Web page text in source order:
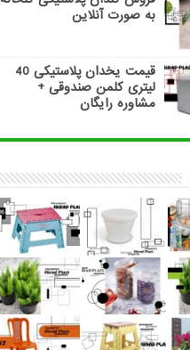
به صورت آنلاین
قیمت یخدان پلاستیکی 40
لیتری کلمن صندوقی +
مشاوره رایگان